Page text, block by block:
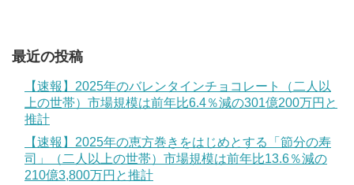
最近の投稿
【速報】2025年のバレンタインチョコレート（二人以
上の世帯）市場規模は前年比6.4％減の301億200万円と
推計
【速報】2025年の恵方巻きをはじめとする「節分の寿
司」（二人以上の世帯）市場規模は前年比13.6％減の
210億3,800万円と推計